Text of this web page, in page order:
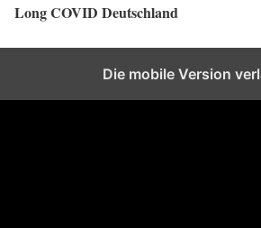
Long COVID Deutschland
Die mobile Version